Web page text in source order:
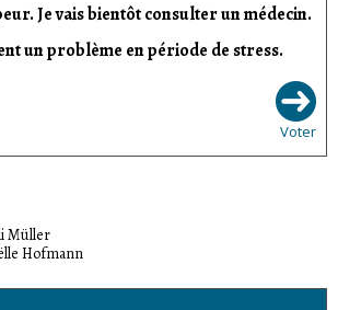
Je vais bientôt consulter un médecin.
un problème en période de stress.
Voter
Müller
Hofmann